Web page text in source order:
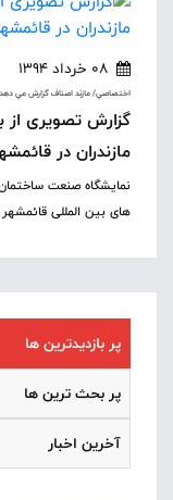
08 خرداد 1394
اختصاصي/ مازند اصناف گزارش مي دهد
گزارش تصویری از
مازندران در
نمایشگاه صنعت
های بین المللی قائمشهر
پر بازدیدترین ها
پر بحث ترین ها
آخرین اخبار